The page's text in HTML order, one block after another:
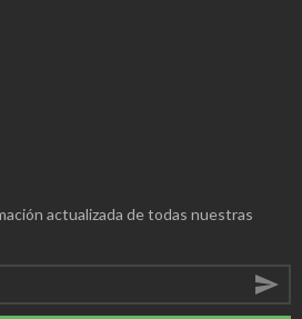
actualizada de todas nuestras